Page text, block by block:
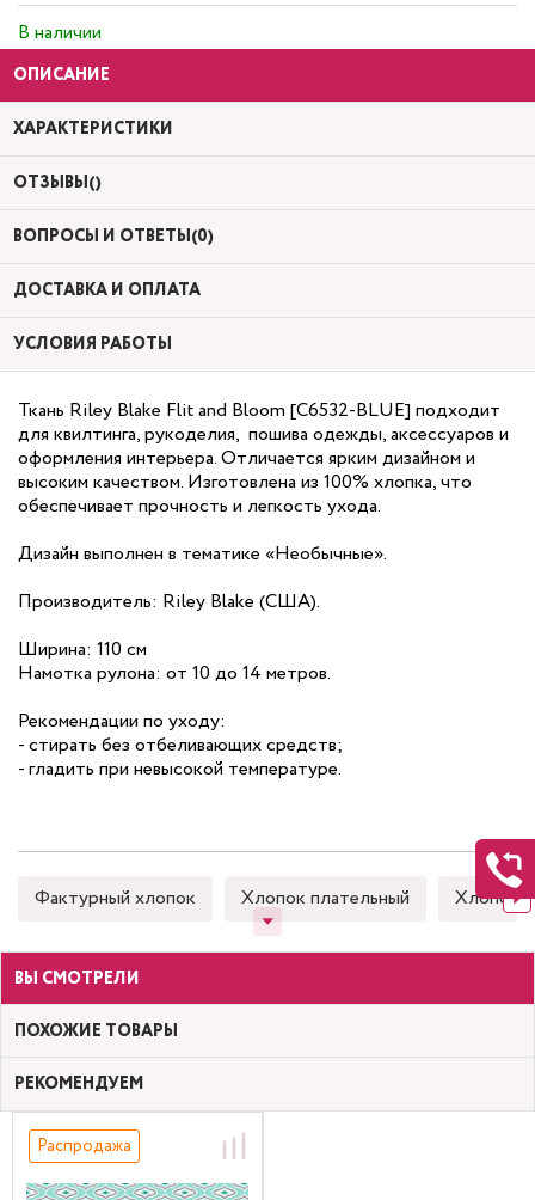
В наличии
ОПИСАНИЕ
ХАРАКТЕРИСТИКИ
ОТЗЫВЫ()
ВОПРОСЫ И ОТВЕТЫ(0)
ДОСТАВКА И ОПЛАТА
УСЛОВИЯ РАБОТЫ
Ткань Riley Blake Flit and Bloom [C6532-BLUE] подходит
для квилтинга, рукоделия, пошива одежды, аксессуаров и
оформления интерьера. Отличается ярким дизайном и
высоким качеством. Изготовлена из 100% хлопка, что
обеспечивает прочность и легкость ухода.
Дизайн выполнен в тематике «Необычные».
Производитель: Riley Blake (США).
Ширина: 110 см
Намотка рулона: от 10 до 14 метров.
Рекомендации по уходу:
- стирать без отбеливающих средств;
- гладить при невысокой температуре.
Фактурный хлопок Хлопок плательный Хлопок
ВЫ СМОТРЕЛИ
ПОХОЖИЕ ТОВАРЫ
РЕКОМЕНДУЕМ
Распродажа